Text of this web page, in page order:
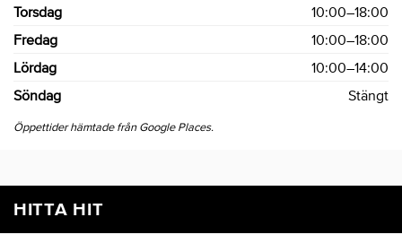
Torsdag
10:00–18:00
Fredag
10:00–18:00
Lördag
10:00–14:00
Söndag
Stängt
Öppettider hämtade från Google Places.
HITTA HIT